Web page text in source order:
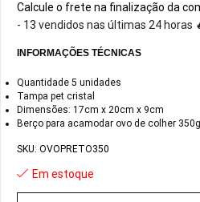
Calcule o frete na finalização da
- 13 vendidos nas últimas 24 horas
INFORMAÇÕES TÉCNICAS
Quantidade 5 unidades
Tampa pet cristal
Dimensões: 17cm x 20cm x 9cm
Berço para acamodar ovo de colher 350g
SKU: OVOPRETO350
Em estoque